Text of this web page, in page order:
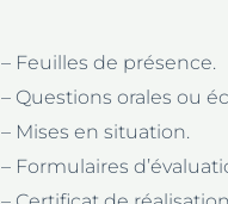
– Feuilles de présence.
– Questions orales ou
– Mises en situation.
– Formulaires